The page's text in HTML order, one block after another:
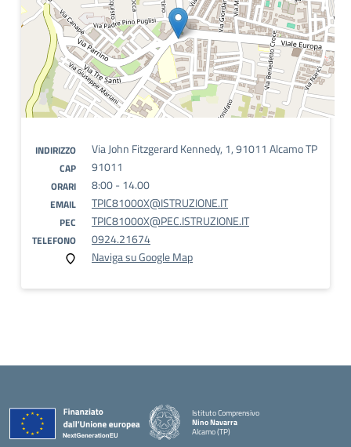
INDIRIZZO Via John Fitzgerard Kennedy, 1, 91011 Alcamo TP
CAP 91011
ORARI 8:00 - 14.00
EMAIL TPIC81000X@ISTRUZIONE.IT
PEC TPIC81000X@PEC.ISTRUZIONE.IT
TELEFONO
0924.21674
Naviga su Google Map
Istituto Comprensivo
Nino Navarra
Alcamo (TP)